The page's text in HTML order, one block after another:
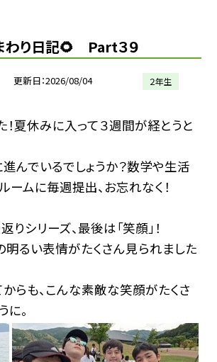
り日記🌻 Part３９
更新日 2026/08/04 ２年生
！夏休みに入って３週間が経とうと
んでいるでしょうか？数学や生活
ームに毎週提出、お忘れなく！
シリーズ、最後は「笑顔」！
明るい表情がたくさん見られました
らも、こんな素敵な笑顔がたくさ
に。